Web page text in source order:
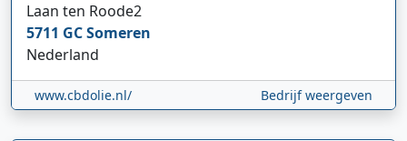
Laan ten Roode2
5711 GCSomeren
Nederland
www.cbdolie.nl/ Bedrijf weergeven